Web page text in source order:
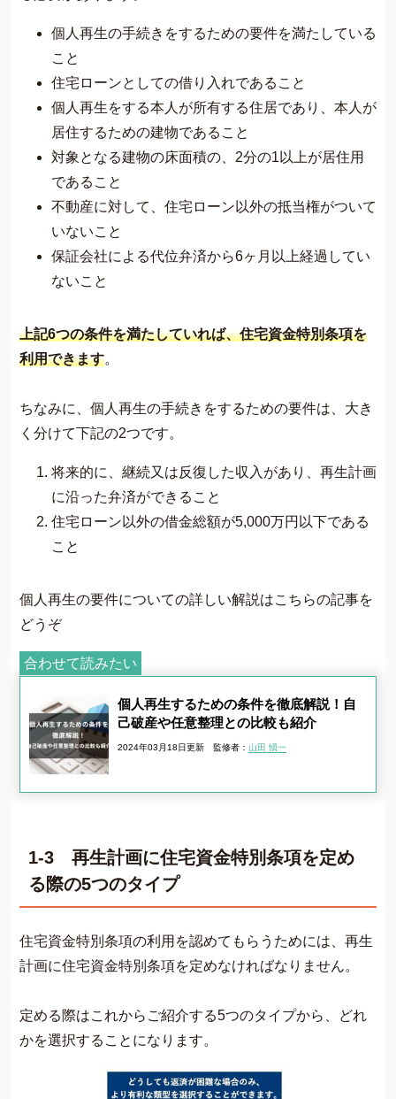
個人再生の手続きをするための要件を満たしている
こと
住宅ローンとしての借り入れであること
個人再生をする本人が所有する住居であり、本人が
居住するための建物であること
対象となる建物の床面積の、2分の1以上が居住用
であること
不動産に対して、住宅ローン以外の抵当権がついて
いないこと
保証会社による代位弁済から6ヶ月以上経過してい
ないこと
上記6つの条件を満たしていれば、住宅資金特別条項を
利用できます。
ちなみに、個人再生の手続きをするための要件は、大き
く分けて下記の2つです。
将来的に、継続又は反復した収入があり、再生計画
に沿った弁済ができること
住宅ローン以外の借金総額が5,000万円以下である
こと
個人再生の要件についての詳しい解説はこちらの記事を
どうぞ
合わせて読みたい
個人再生するための条件を徹底解説！自
己破産や任意整理との比較も紹介
2024年03月18日更新 監修者： 山田 愼一
1-3 再生計画に住宅資金特別条項を定め
る際の5つのタイプ
住宅資金特別条項の利用を認めてもらうためには、再生
計画に住宅資金特別条項を定めなければなりません。
定める際はこれからご紹介する5つのタイプから、どれ
かを選択することになります。